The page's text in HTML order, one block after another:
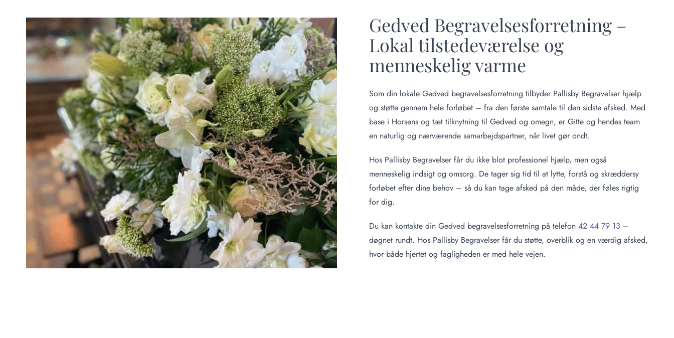
Gedved Begravelsesforretning –
Lokal tilstedeværelse og
menneskelig varme
Som din lokale Gedved begravelsesforretning tilbyder Pallisby Begravelser hjælp
og støtte gennem hele forløbet – fra den første samtale til den sidste afsked. Med
base i Horsens og tæt tilknytning til Gedved og omegn, er Gitte og hendes team
en naturlig og nærværende samarbejdspartner, når livet gør ondt.
Hos Pallisby Begravelser får du ikke blot professionel hjælp, men også
menneskelig indsigt og omsorg. De tager sig tid til at lytte, forstå og skræddersy
forløbet efter dine behov – så du kan tage afsked på den måde, der føles rigtig
for dig.
Du kan kontakte din Gedved begravelsesforretning på telefon 42 44 79 13 –
døgnet rundt. Hos Pallisby Begravelser får du støtte, overblik og en værdig afsked,
hvor både hjertet og fagligheden er med hele vejen.